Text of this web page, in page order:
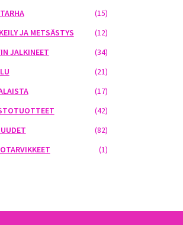
(15)
JA METSÄSTYS
(12)
JALKINEET
(34)
(21)
(17)
(42)
(82)
(1)